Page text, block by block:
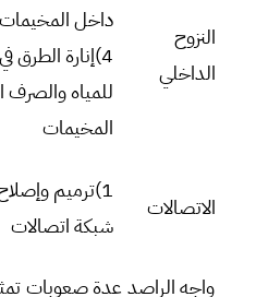
النزوح
الداخلي
للمياه والصرف
المخيمات
الاتصالات
شبكة اتصالات
واجه الراصد عدة صعوبات